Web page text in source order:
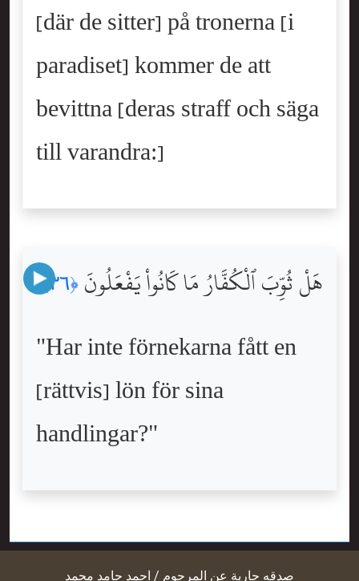
[där de sitter] på tronerna [i
paradiset] kommer de att
bevittna [deras straff och säga
till varandra:]
هَلْ ثُوِّبَ ٱلْكُفَّارُ مَا كَانُواْ يَفْعَلُونَ ﴿٣٦﴾
"Har inte förnekarna fått en
[rättvis] lön för sina
handlingar?"
صدقه جارية عن المرحوم / احمد حامد محمد